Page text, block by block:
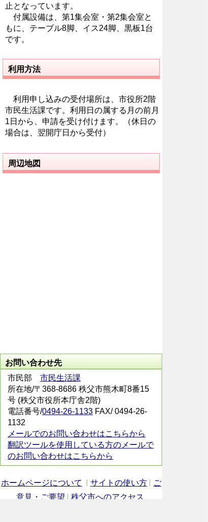
止となっています。
付属設備は、第1集会室・第2集会室と
もに、テーブル8脚、イス24脚、黒板1台
です。
利用方法
利用申し込みの受付場所は、市役所2階
市民生活課です。利用日の属する月の前月
1日から、申請を受け付けます。（休日の
場合は、翌開庁日から受付）
周辺地図
お問い合わせ先
市民部 市民生活課
所在地/〒368-8686 秩父市熊木町8番15
号 (秩父市役所本庁舎2階)
電話番号/0494-26-1133 FAX/ 0494-26-
1132
メールでのお問い合わせはこちらから
翻訳ツールを使用している方のメールで
のお問い合わせはこちらから
ホームページについて サイトの使い方
ご
意見・ご要望
秩父市へのアクセス